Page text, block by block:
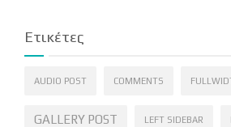
Ετικέτες
AUDIO POST COMMENTS
GALLERY POST LEFT SIDEBAR